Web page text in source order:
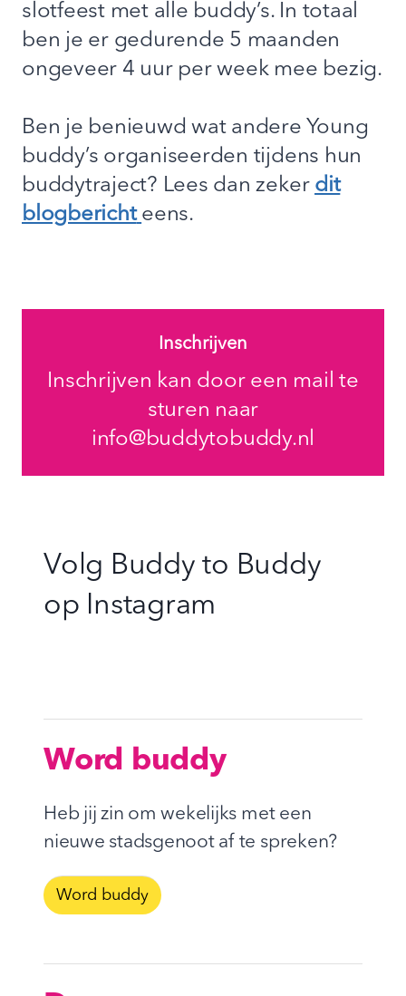
slotfeest met alle buddy’s. In totaal
ben je er gedurende 5 maanden
ongeveer 4 uur per week mee bezig.
Ben je benieuwd wat andere Young
buddy’s organiseerden tijdens hun
buddytraject? Lees dan zeker dit
blogbericht eens.
Inschrijven
Inschrijven kan door een mail te
sturen naar
info@buddytobuddy.nl
Volg Buddy to Buddy
op Instagram
Word buddy
Heb jij zin om wekelijks met een
nieuwe stadsgenoot af te spreken?
Word buddy